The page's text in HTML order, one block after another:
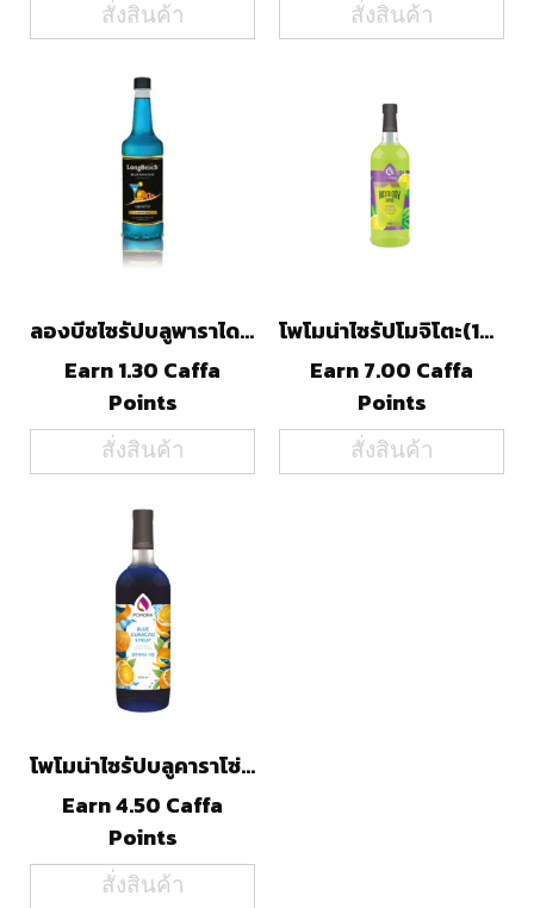
สั่งสินค้า สั่งสินค้า
ลองบีชไซรัปบลูพาราไดซ์(740ml)
Earn 1.30 Caffa
Points
สั่งสินค้า
โพโมน่าไซรัปโมจิโตะ(1000ml)
Earn 7.00 Caffa
Points
สั่งสินค้า
โพโมน่าไซรัปบลูคาราโซ่(1000ml)
Earn 4.50 Caffa
Points
สั่งสินค้า